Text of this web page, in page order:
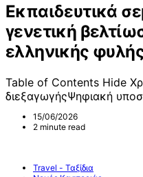
Εκπαιδευτικά
γενετική
ελληνικής
Table of Contents Hide
διεξαγωγήςΨηφιακή
15/06/2026
2 minute read
Travel - Ταξίδια